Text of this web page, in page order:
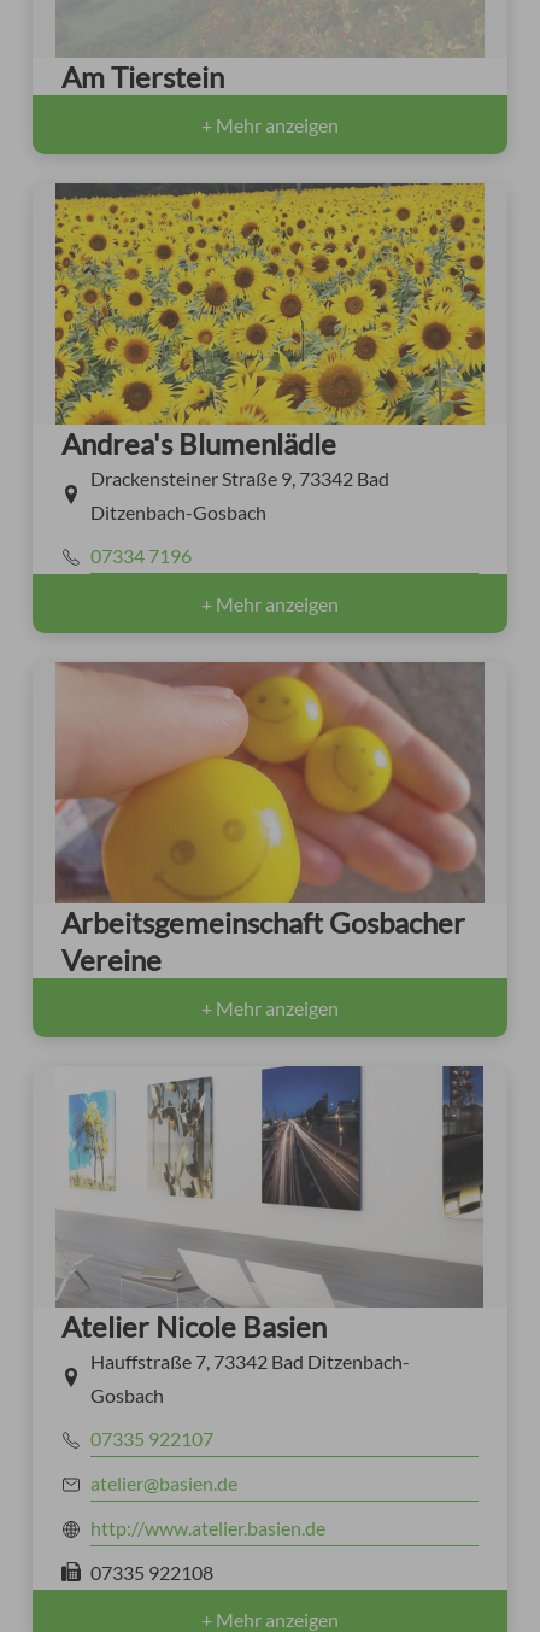
Am Tierstein
+ Mehr anzeigen
Andrea's Blumenlädle
Drackensteiner Straße 9, 73342 Bad
Ditzenbach-Gosbach
07334 7196
+ Mehr anzeigen
Arbeitsgemeinschaft Gosbacher
Vereine
+ Mehr anzeigen
Atelier Nicole Basien
Hauffstraße 7, 73342 Bad Ditzenbach-
Gosbach
07335 922107
atelier@basien.de
http://www.atelier.basien.de
07335 922108
+ Mehr anzeigen